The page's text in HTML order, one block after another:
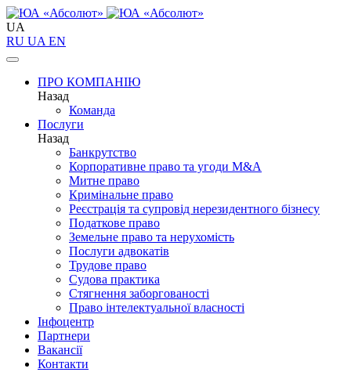
UA
RU UA EN
ПРО КОМПАНІЮ
Назад
Команда
Послуги
Назад
Банкрутство
Корпоративне право та угоди M&A
Митне право
Кримінальне право
Реєстрація та супровід нерезидентного бізнесу
Податкове право
Земельне право та нерухомість
Послуги адвокатів
Трудове право
Судова практика
Стягнення заборгованості
Право інтелектуальної власності
Інфоцентр
Партнери
Вакансії
Контакти